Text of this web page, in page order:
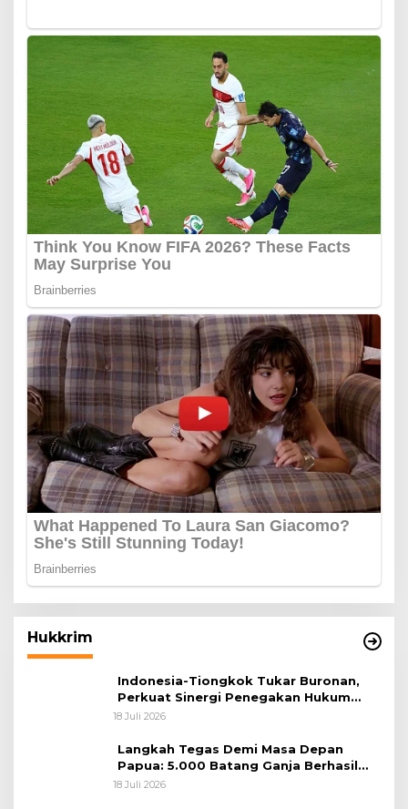
Hukkrim
Indonesia-Tiongkok Tukar Buronan,
Perkuat Sinergi Penegakan Hukum
Lintas Negara
18 Juli 2026
Langkah Tegas Demi Masa Depan
Papua: 5.000 Batang Ganja Berhasil
Diungkap Koops TNI Habema
18 Juli 2026